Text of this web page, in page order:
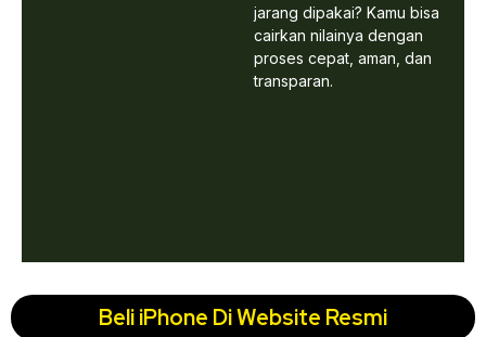
jarang dipakai? Kamu bisa
cairkan nilainya dengan
proses cepat, aman, dan
transparan.
Beli iPhone Di Website Resmi